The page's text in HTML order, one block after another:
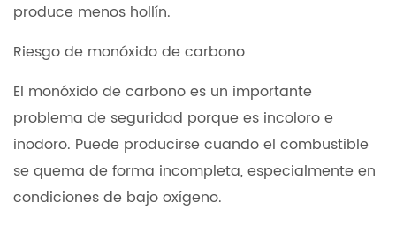
produce menos hollín.
Riesgo de monóxido de carbono
El monóxido de carbono es un importante
problema de seguridad porque es incoloro e
inodoro. Puede producirse cuando el combustible
se quema de forma incompleta, especialmente en
condiciones de bajo oxígeno.